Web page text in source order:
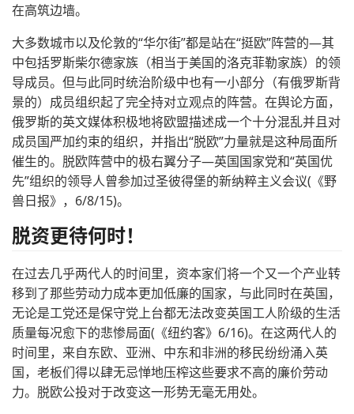
在高筑边墙。
大多数城市以及伦敦的“华尔街”都是站在“挺欧”阵营的—其
中包括罗斯柴尔德家族（相当于美国的洛克菲勒家族）的领
导成员。但与此同时统治阶级中也有一小部分（有俄罗斯背
景的）成员组织起了完全持对立观点的阵营。在舆论方面，
俄罗斯的英文媒体积极地将欧盟描述成一个十分混乱并且对
成员国严加约束的组织，并指出“脱欧”力量就是这种局面所
催生的。脱欧阵营中的极右翼分子—英国国家党和“英国优
先”组织的领导人曾参加过圣彼得堡的新纳粹主义会议(《野
兽日报》，6/8/15)。
脱资更待何时！
在过去几乎两代人的时间里，资本家们将一个又一个产业转
移到了那些劳动力成本更加低廉的国家，与此同时在英国，
无论是工党还是保守党上台都无法改变英国工人阶级的生活
质量每况愈下的悲惨局面(《纽约客》6/16)。在这两代人的
时间里，来自东欧、亚洲、中东和非洲的移民纷纷涌入英
国，老板们得以肆无忌惮地压榨这些要求不高的廉价劳动
力。脱欧公投对于改变这一形势无毫无用处。